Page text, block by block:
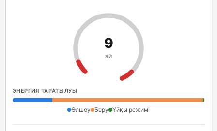
9
ай
ЭНЕРГИЯ ТАРАТЫЛУЫ
Өлшеу Беру Ұйқы режимі